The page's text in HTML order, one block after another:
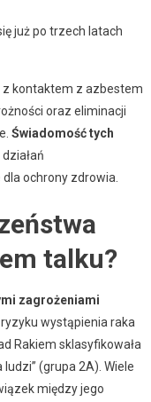
już po trzech latach
kontaktem z azbestem
oraz eliminacji
Świadomość tych
ochrony zdrowia.
talku?
zagrożeniami
wystąpienia raka
Rakiem sklasyfikowała
(grupa 2A). Wiele
między jego